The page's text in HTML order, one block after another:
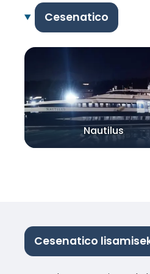
Cesenatico
Nautilus
Cesenatico